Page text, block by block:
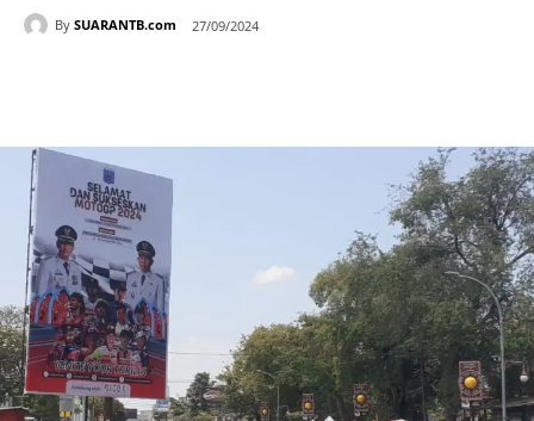
By SUARANTB.com 27/09/2024